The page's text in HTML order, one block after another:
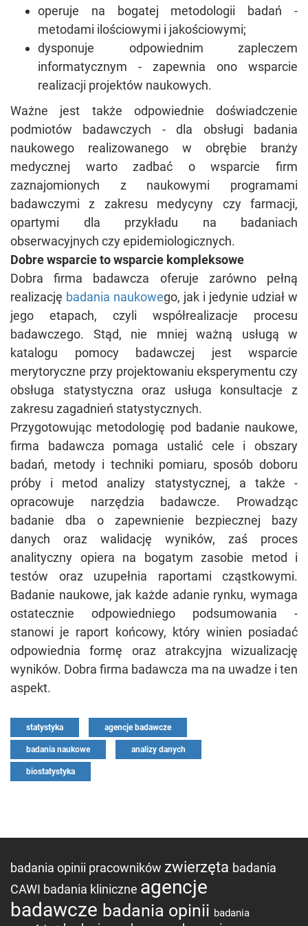
operuje na bogatej metodologii badań -
metodami ilościowymi i jakościowymi;
dysponuje odpowiednim zapleczem
informatycznym - zapewnia ono wsparcie
realizacji projektów naukowych.
Ważne jest także odpowiednie doświadczenie
podmiotów badawczych - dla obsługi badania
naukowego realizowanego w obrębie branży
medycznej warto zadbać o wsparcie firm
zaznajomionych z naukowymi programami
badawczymi z zakresu medycyny czy farmacji,
opartymi dla przykładu na badaniach
obserwacyjnych czy epidemiologicznych.
Dobre wsparcie to wsparcie kompleksowe
Dobra firma badawcza oferuje zarówno pełną
realizację badania naukowego, jak i jedynie udział w
jego etapach, czyli współrealizacje procesu
badawczego. Stąd, nie mniej ważną usługą w
katalogu pomocy badawczej jest wsparcie
merytoryczne przy projektowaniu eksperymentu czy
obsługa statystyczna oraz usługa konsultacje z
zakresu zagadnień statystycznych.
Przygotowując metodologię pod badanie naukowe,
firma badawcza pomaga ustalić cele i obszary
badań, metody i techniki pomiaru, sposób doboru
próby i metod analizy statystycznej, a także -
opracowuje narzędzia badawcze. Prowadząc
badanie dba o zapewnienie bezpiecznej bazy
danych oraz walidację wyników, zaś proces
analityczny opiera na bogatym zasobie metod i
testów oraz uzupełnia raportami cząstkowymi.
Badanie naukowe, jak każde adanie rynku, wymaga
ostatecznie odpowiedniego podsumowania -
stanowi je raport końcowy, który winien posiadać
odpowiednia formę oraz atrakcyjna wizualizację
wyników. Dobra firma badawcza ma na uwadze i ten
aspekt.
statystyka agencje badawcze
badania naukowe analizy danych
biostatystyka
badania opinii pracowników zwierzęta badania
CAWI badania kliniczne agencje
badawcze badania opinii badania